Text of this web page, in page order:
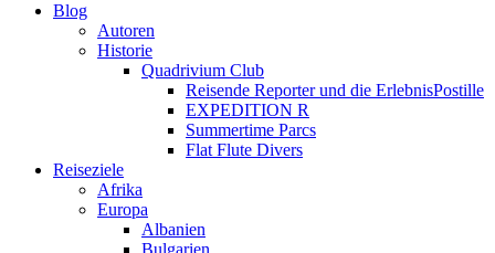
Blog
Autoren
Historie
Quadrivium Club
Reisende Reporter und die ErlebnisPostille
EXPEDITION R
Summertime Parcs
Flat Flute Divers
Reiseziele
Afrika
Europa
Albanien
Bulgarien